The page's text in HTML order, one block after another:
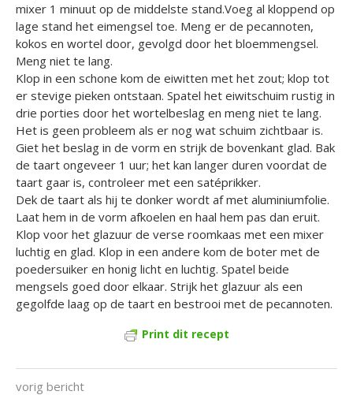
mixer 1 minuut op de middelste stand.Voeg al kloppend op
lage stand het eimengsel toe. Meng er de pecannoten,
kokos en wortel door, gevolgd door het bloemmengsel.
Meng niet te lang.
Klop in een schone kom de eiwitten met het zout; klop tot
er stevige pieken ontstaan. Spatel het eiwitschuim rustig in
drie porties door het wortelbeslag en meng niet te lang.
Het is geen probleem als er nog wat schuim zichtbaar is.
Giet het beslag in de vorm en strijk de bovenkant glad. Bak
de taart ongeveer 1 uur; het kan langer duren voordat de
taart gaar is, controleer met een satéprikker.
Dek de taart als hij te donker wordt af met aluminiumfolie.
Laat hem in de vorm afkoelen en haal hem pas dan eruit.
Klop voor het glazuur de verse roomkaas met een mixer
luchtig en glad. Klop in een andere kom de boter met de
poedersuiker en honig licht en luchtig. Spatel beide
mengsels goed door elkaar. Strijk het glazuur als een
gegolfde laag op de taart en bestrooi met de pecannoten.
Print dit recept
vorig bericht